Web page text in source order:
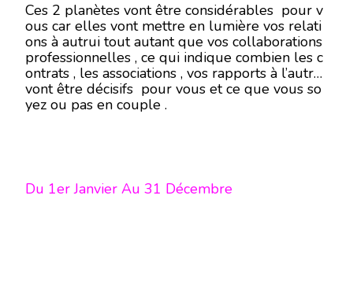
Ces 2 planètes vont être considérables pour v
ous car elles vont mettre en lumière vos relati
ons à autrui tout autant que vos collaborations
professionnelles , ce qui indique combien les c
ontrats , les associations , vos rapports à l’autre
vont être décisifs pour vous et ce que vous so
yez ou pas en couple .
Du 1er Janvier Au 31 Décembre